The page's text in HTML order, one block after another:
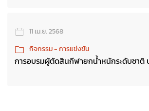
11 เม.ย. 2568
กิจกรรม - การแข่งขัน
การอบรมผู้ตัดสินกีฬายกน้ำหนักระดับชาติ